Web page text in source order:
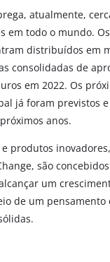
atualmente,
em todo o mundo.
distribuídos em
consolidadas de
em 2022. Os
já foram previstos
anos.
produtos
são
um
de um pensamento